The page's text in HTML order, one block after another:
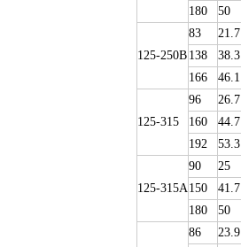
180
50
125-250B
83
21.7
138
38.3
166
46.1
125-315
96
26.7
160
44.7
192
53.3
125-315A
90
25
150
41.7
180
50
86
23.9